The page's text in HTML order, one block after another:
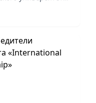
Александра